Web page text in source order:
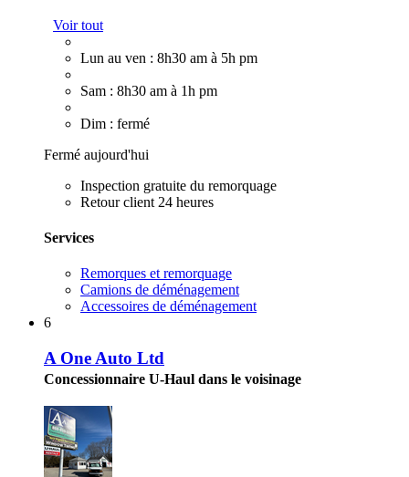
Voir tout
Lun au ven : 8h30 am à 5h pm
Sam : 8h30 am à 1h pm
Dim : fermé
Fermé aujourd'hui
Inspection gratuite du remorquage
Retour client 24 heures
Services
Remorques et remorquage
Camions de déménagement
Accessoires de déménagement
6
A One Auto Ltd
Concessionnaire U-Haul dans le voisinage